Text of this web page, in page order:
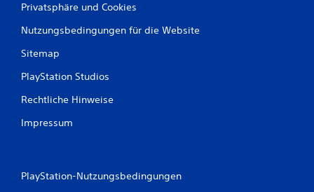
Privatsphäre und Cookies
Nutzungsbedingungen für die Website
Sitemap
PlayStation Studios
Rechtliche Hinweise
Impressum
PlayStation-Nutzungsbedingungen